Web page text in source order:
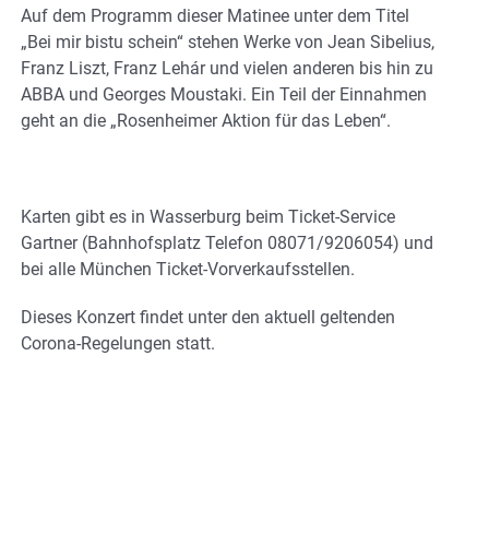
Auf dem Programm dieser Matinee unter dem Titel
„Bei mir bistu schein“ stehen Werke von Jean Sibelius,
Franz Liszt, Franz Lehár und vielen anderen bis hin zu
ABBA und Georges Moustaki. Ein Teil der Einnahmen
geht an die „Rosenheimer Aktion für das Leben“.
Karten gibt es in Wasserburg beim Ticket-Service
Gartner (Bahnhofsplatz Telefon 08071/9206054) und
bei alle München Ticket-Vorverkaufsstellen.
Dieses Konzert findet unter den aktuell geltenden
Corona-Regelungen statt.